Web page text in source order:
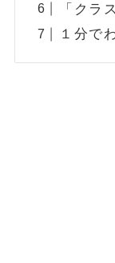
「クラ
１分で